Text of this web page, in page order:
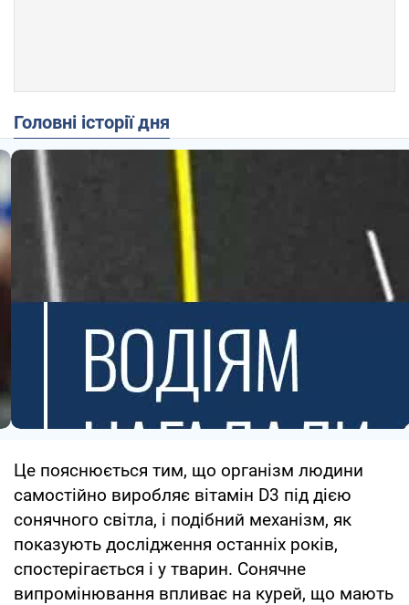
Головні історії дня
Це пояснюється тим, що організм людини
самостійно виробляє вітамін D3 під дією
сонячного світла, і подібний механізм, як
показують дослідження останніх років,
спостерігається і у тварин. Сонячне
випромінювання впливає на курей, що мають